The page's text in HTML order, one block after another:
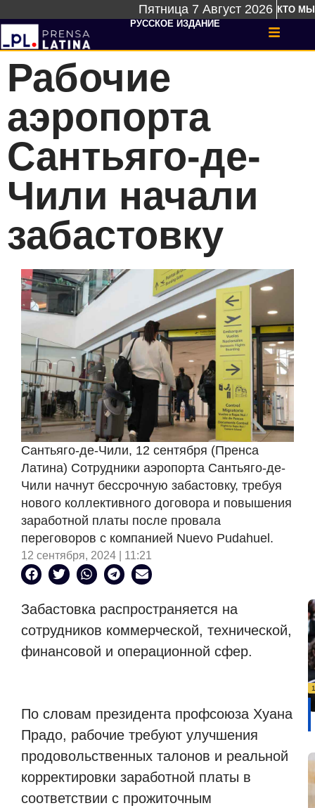
Пятница 7 Август 2026 КТО МЫ
РУССКОЕ ИЗДАНИЕ
Рабочие
аэропорта
Сантьяго-де-
Чили начали
забастовку
Сантьяго-де-Чили, 12 сентября (Пренса
Латина) Сотрудники аэропорта Сантьяго-де-
Чили начнут бессрочную забастовку, требуя
нового коллективного договора и повышения
заработной платы после провала
переговоров с компанией Nuevo Pudahuel.
12 сентября, 2024 | 11:21
Забастовка распространяется на
сотрудников коммерческой, технической,
финансовой и операционной сфер.
По словам президента профсоюза Хуана
Прадо, рабочие требуют улучшения
продовольственных талонов и реальной
корректировки заработной платы в
соответствии с прожиточным